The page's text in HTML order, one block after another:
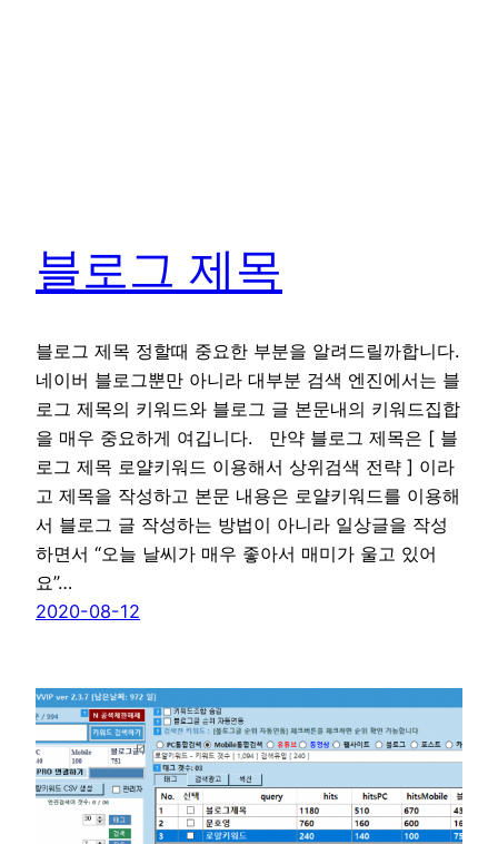
블로그 제목
블로그 제목 정할때 중요한 부분을 알려드릴까합니다.
네이버 블로그뿐만 아니라 대부분 검색 엔진에서는 블
로그 제목의 키워드와 블로그 글 본문내의 키워드집합
을 매우 중요하게 여깁니다. 만약 블로그 제목은 [ 블
로그 제목 로얄키워드 이용해서 상위검색 전략 ] 이라
고 제목을 작성하고 본문 내용은 로얄키워드를 이용해
서 블로그 글 작성하는 방법이 아니라 일상글을 작성
하면서 “오늘 날씨가 매우 좋아서 매미가 울고 있어
요”…
2020-08-12